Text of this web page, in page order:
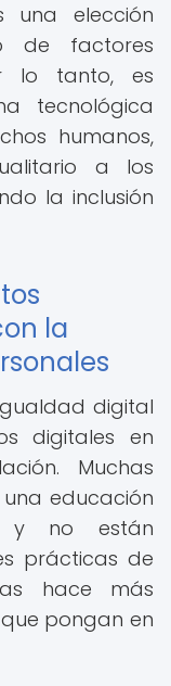
una elección
de factores
lo tanto, es
tecnológica
humanos,
a los
la inclusión
la
digital
digitales en
Muchas
educación
y no están
prácticas de
hace más
pongan en